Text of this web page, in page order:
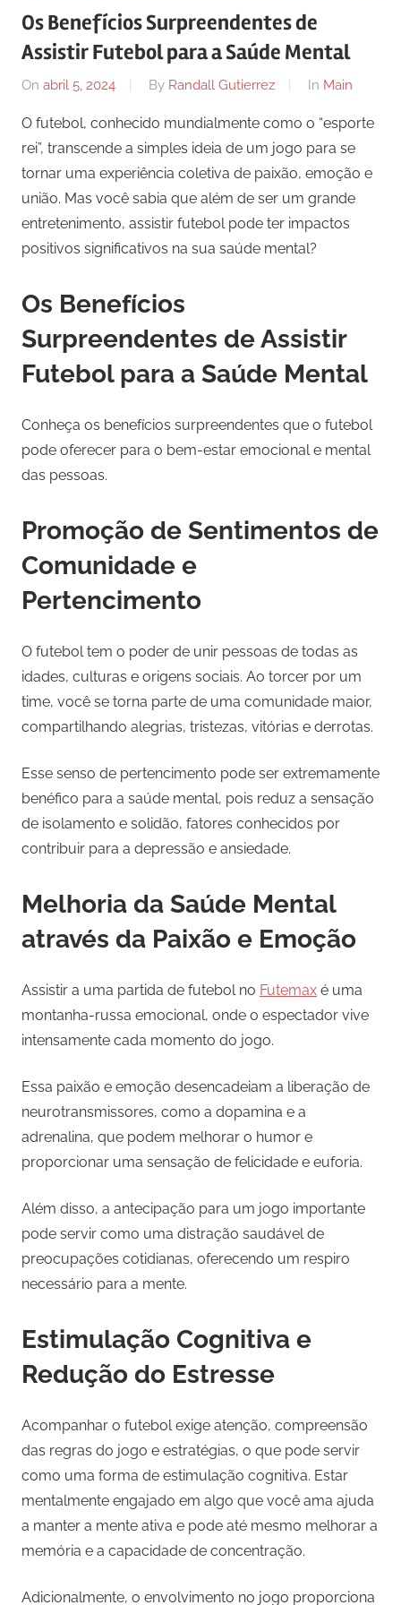
Os Benefícios Surpreendentes de
Assistir Futebol para a Saúde Mental
On abril 5, 2024 By Randall Gutierrez In Main
O futebol, conhecido mundialmente como o “esporte
rei”, transcende a simples ideia de um jogo para se
tornar uma experiência coletiva de paixão, emoção e
união. Mas você sabia que além de ser um grande
entretenimento, assistir futebol pode ter impactos
positivos significativos na sua saúde mental?
Os Benefícios
Surpreendentes de Assistir
Futebol para a Saúde Mental
Conheça os benefícios surpreendentes que o futebol
pode oferecer para o bem-estar emocional e mental
das pessoas.
Promoção de Sentimentos de
Comunidade e
Pertencimento
O futebol tem o poder de unir pessoas de todas as
idades, culturas e origens sociais. Ao torcer por um
time, você se torna parte de uma comunidade maior,
compartilhando alegrias, tristezas, vitórias e derrotas.
Esse senso de pertencimento pode ser extremamente
benéfico para a saúde mental, pois reduz a sensação
de isolamento e solidão, fatores conhecidos por
contribuir para a depressão e ansiedade.
Melhoria da Saúde Mental
através da Paixão e Emoção
Assistir a uma partida de futebol no Futemax é uma
montanha-russa emocional, onde o espectador vive
intensamente cada momento do jogo.
Essa paixão e emoção desencadeiam a liberação de
neurotransmissores, como a dopamina e a
adrenalina, que podem melhorar o humor e
proporcionar uma sensação de felicidade e euforia.
Além disso, a antecipação para um jogo importante
pode servir como uma distração saudável de
preocupações cotidianas, oferecendo um respiro
necessário para a mente.
Estimulação Cognitiva e
Redução do Estresse
Acompanhar o futebol exige atenção, compreensão
das regras do jogo e estratégias, o que pode servir
como uma forma de estimulação cognitiva. Estar
mentalmente engajado em algo que você ama ajuda
a manter a mente ativa e pode até mesmo melhorar a
memória e a capacidade de concentração.
Adicionalmente, o envolvimento no jogo proporciona